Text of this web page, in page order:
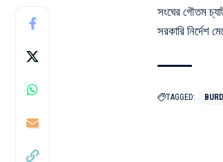
সংঘের গৌতম
সরকারি নির্দেশ
TAGGED: